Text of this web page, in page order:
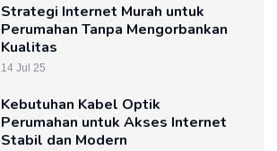
Strategi Internet Murah untuk
Perumahan Tanpa Mengorbankan
Kualitas
14 Jul 25
Kebutuhan Kabel Optik
Perumahan untuk Akses Internet
Stabil dan Modern